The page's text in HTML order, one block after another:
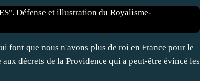
font que nous n'avons plus de roi en France pour le
décrets de la Providence qui a peut-être évincé les